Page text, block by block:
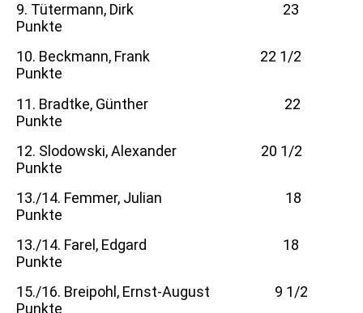
9. Tütermann, Dirk 23
Punkte
10. Beckmann, Frank 22 1/2
Punkte
11. Bradtke, Günther 22
Punkte
12. Slodowski, Alexander 20 1/2
Punkte
13./14. Femmer, Julian 18
Punkte
13./14. Farel, Edgard 18
Punkte
15./16. Breipohl, Ernst-August 9 1/2
Punkte